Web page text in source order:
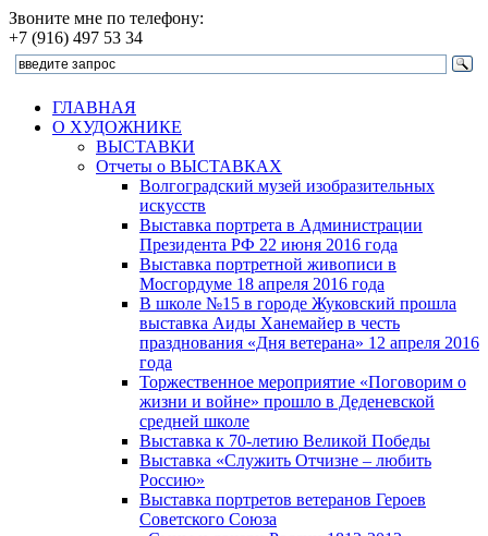
Звоните мне по телефону:
+7 (916) 497 53 34
ГЛАВНАЯ
О ХУДОЖНИКЕ
ВЫСТАВКИ
Отчеты о ВЫСТАВКАХ
Волгоградский музей изобразительных
искусств
Выставка портрета в Администрации
Президента РФ 22 июня 2016 года
Выставка портретной живописи в
Мосгордуме 18 апреля 2016 года
В школе №15 в городе Жуковский прошла
выставка Аиды Ханемайер в честь
празднования «Дня ветерана» 12 апреля 2016
года
Торжественное мероприятие «Поговорим о
жизни и войне» прошло в Деденевской
средней школе
Выставка к 70-летию Великой Победы
Выставка «Служить Отчизне – любить
Россию»
Выставка портретов ветеранов Героев
Советского Союза